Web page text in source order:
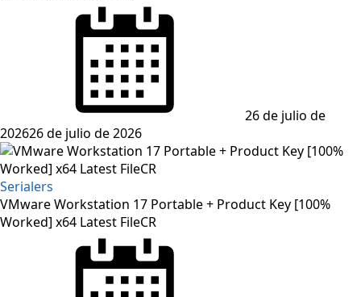
26 de julio de
202626 de julio de 2026
Serialers
VMware Workstation 17 Portable + Product Key [100%
Worked] x64 Latest FileCR